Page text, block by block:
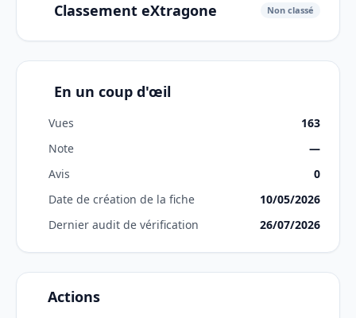
Classement eXtragone Non classé
En un coup d'œil
Vues
163
Note
—
Avis
0
Date de création de la fiche
10/05/2026
Dernier audit de vérification
26/07/2026
Actions